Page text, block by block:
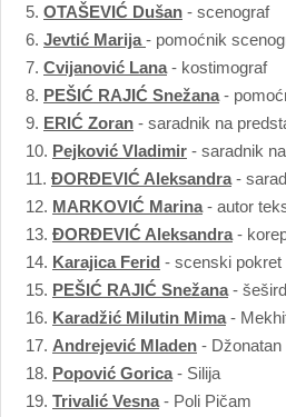
5. OTAŠEVIĆ Dušan - scenograf
6. Jevtić Marija- pomoćnik
7. Cvijanović Lana- kostimograf
8. PEŠIĆ RAJIĆ Snežana-
9. ERIĆ Zoran - saradnik na
10. Pejković Vladimir - saradnik
11. ĐORĐEVIĆ Aleksandra-
12. MARKOVIĆ Marina- autor
13. ĐORĐEVIĆ Aleksandra-
14. Karajica Ferid - scenski pokret
15. PEŠIĆ RAJIĆ Snežana-
16. Karadžić Milutin Mima-
17. Andrejević Mladen -
18. Popović Gorica- Silija
19. Trivalić Vesna- Poli Pičam